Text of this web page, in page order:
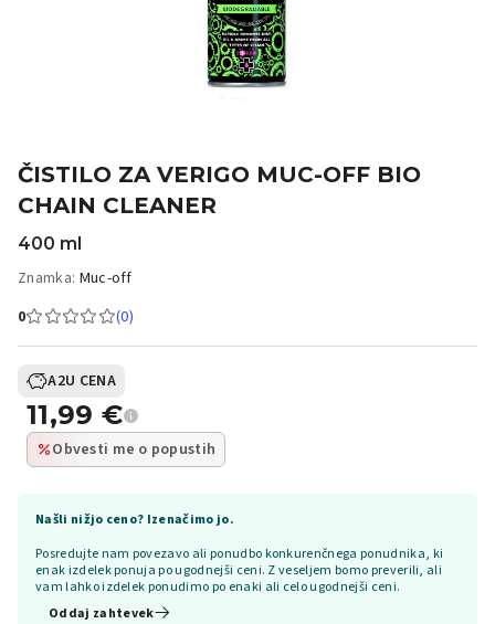
ČISTILO ZA VERIGO MUC-OFF BIO
CHAIN CLEANER
400 ml
Znamka: Muc-off
0
(0)
A2U CENA
11,99 €
Obvesti me o popustih
Našli nižjo ceno? Izenačimo jo.
Posredujte nam povezavo ali ponudbo konkurenčnega ponudnika, ki
enak izdelek ponuja po ugodnejši ceni. Z veseljem bomo preverili, ali
vam lahko izdelek ponudimo po enaki ali celo ugodnejši ceni.
Oddaj zahtevek